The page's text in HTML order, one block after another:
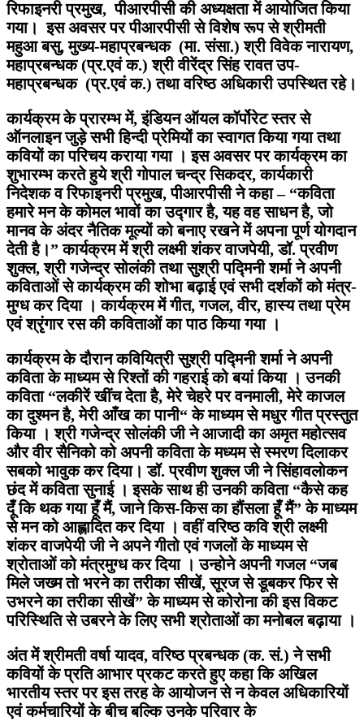
रिफाइनरी प्रमुख, पीआरपीसी की अध्यक्षता में आयोजित किया
गया। इस अवसर पर पीआरपीसी से विशेष रूप से श्रीमती
महुआ बसु, मुख्य-महाप्रबन्धक (मा. संसा.) श्री विवेक नारायण,
महाप्रबन्धक (प्र.एवं क.) श्री वीरेंद्र सिंह रावत उप-
महाप्रबन्धक (प्र.एवं क.) तथा वरिष्ठ अधिकारी उपस्थित रहे।
कार्यक्रम के प्रारम्भ में, इंडियन ऑयल कॉर्पोरेट स्तर से
ऑनलाइन जुड़े सभी हिन्दी प्रेमियों का स्वागत किया गया तथा
कवियों का परिचय कराया गया । इस अवसर पर कार्यक्रम का
शुभारम्भ करते हुये श्री गोपाल चन्द्र सिकदर, कार्यकारी
निदेशक व रिफाइनरी प्रमुख, पीआरपीसी ने कहा – “कविता
हमारे मन के कोमल भावों का उद्गार है, यह वह साधन है, जो
मानव के अंदर नैतिक मूल्यों को बनाए रखने में अपना पूर्ण योगदान
देती है।” कार्यक्रम में श्री लक्ष्मी शंकर वाजपेयी, डॉ. प्रवीण
शुक्ल, श्री गजेन्द्र सोलंकी तथा सुश्री पद्मिनी शर्मा ने अपनी
कविताओं से कार्यक्रम की शोभा बढ़ाई एवं सभी दर्शकों को मंत्र-
मुग्ध कर दिया । कार्यक्रम में गीत, गजल, वीर, हास्य तथा प्रेम
एवं श्रृंगार रस की कविताओं का पाठ किया गया ।
कार्यक्रम के दौरान कवियित्री सुश्री पद्मिनी शर्मा ने अपनी
कविता के माध्यम से रिश्तों की गहराई को बयां किया । उनकी
कविता “लकीरें खींच देता है, मेरे चेहरे पर वनमाली, मेरे काजल
का दुश्मन है, मेरी आँख का पानी“ के माध्यम से मधुर गीत प्रस्तुत
किया । श्री गजेन्द्र सोलंकी जी ने आजादी का अमृत महोत्सव
और वीर सैनिको को अपनी कविता के मध्यम से स्मरण दिलाकर
सबको भावुक कर दिया। डॉ. प्रवीण शुक्ल जी ने सिंहावलोकन
छंद में कविता सुनाई । इसके साथ ही उनकी कविता “कैसे कह
दूँ कि थक गया हूँ मैं, जाने किस-किस का हौंसला हूँ मैं” के माध्यम
से मन को आह्लादित कर दिया । वहीं वरिष्ठ कवि श्री लक्ष्मी
शंकर वाजपेयी जी ने अपने गीतो एवं गजलों के माध्यम से
श्रोताओं को मंत्रमुग्ध कर दिया । उन्होने अपनी गजल “जब
मिले जख्म तो भरने का तरीका सीखें, सूरज से डूबकर फिर से
उभरने का तरीका सीखें” के माध्यम से कोरोना की इस विकट
परिस्थिति से उबरने के लिए सभी श्रोताओं का मनोबल बढ़ाया ।
अंत में श्रीमती वर्षा यादव, वरिष्ठ प्रबन्धक (क. सं.) ने सभी
कवियों के प्रति आभार प्रकट करते हुए कहा कि अखिल
भारतीय स्तर पर इस तरह के आयोजन से न केवल अधिकारियों
एवं कर्मचारियों के बीच बल्कि उनके परिवार के